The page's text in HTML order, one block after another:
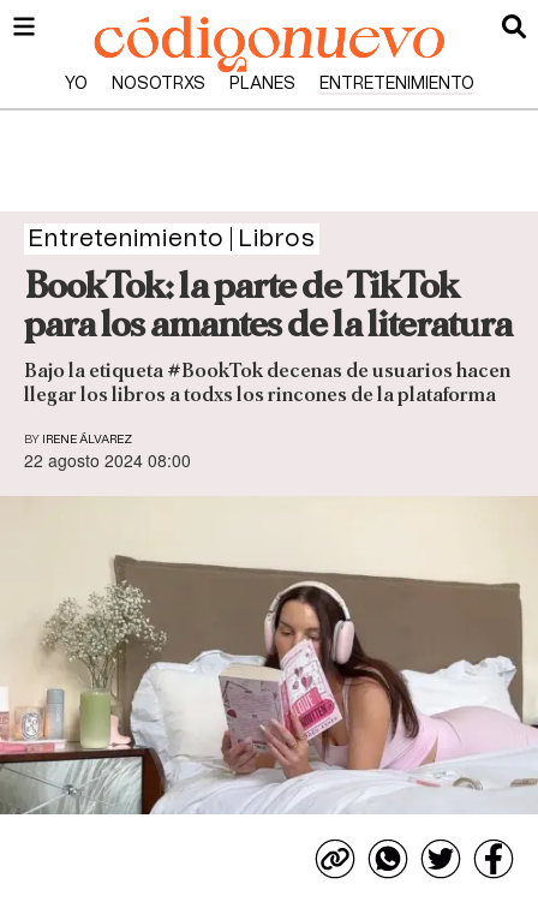
YO NOSOTRXS PLANES ENTRETENIMIENTO
Entretenimiento Libros
BookTok: la parte de TikTok
para los amantes de la literatura
Bajo la etiqueta #BookTok decenas de usuarios hacen
llegar los libros a todxs los rincones de la plataforma
BY IRENE ÁLVAREZ
22 agosto 2024 08:00